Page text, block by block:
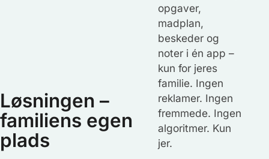
Løsningen –
familiens egen
plads
opgaver,
madplan,
beskeder og
noter i én app –
kun for jeres
familie. Ingen
reklamer. Ingen
fremmede. Ingen
algoritmer. Kun
jer.